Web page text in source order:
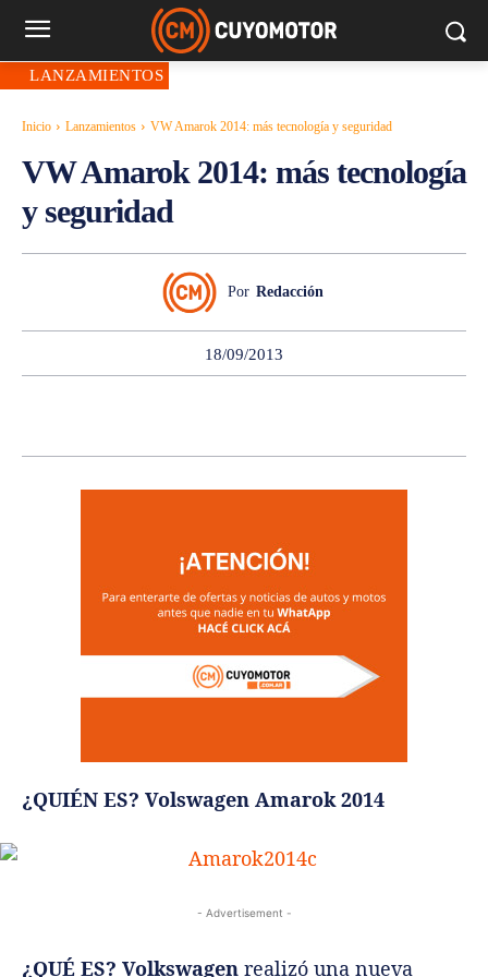
LANZAMIENTOS
Inicio Lanzamientos VW Amarok 2014: más tecnología y seguridad
VW Amarok 2014: más tecnología
y seguridad
Por Redacción
18/09/2013
¿QUIÉN ES? Volswagen Amarok 2014
- Advertisement -
¿QUÉ ES? Volkswagen realizó una nueva